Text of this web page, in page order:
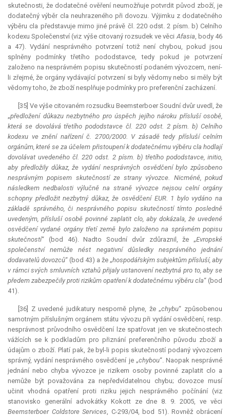
skutečnosti, že dodatečné ověření neumožňuje potvrdit původ zboží, je
dodatečný výběr cla neuhrazeného při dovozu. Výjimku z dodatečného
výběru cla představuje mimo jiné právě čl. 220 odst. 2 písm. b) Celního
kodexu Společenství (viz výše citovaný rozsudek ve věciAfasia, body 46
a 47). Vydání nesprávného potvrzení totiž není chybou, pokud jsou
splněny podmínky třetího pododstavce, tedy pokud je potvrzení
založeno na nesprávném popisu skutečností podaném vývozcem, není-
li zřejmé, že orgány vydávající potvrzení si byly vědomy nebo si měly být
vědomy toho, že zboží nesplňuje podmínky pro preferenční zacházení.
[35] Ve výše citovaném rozsudku Beemsterboer Soudní dvůr uvedl, že
„předložení důkazu nezbytného pro úspěch jejího nároku přísluší osobě,
která se dovolává třetího pododstavce čl. 220 odst. 2 písm. b) Celního
kodexu ve znění nařízení č. 2700/2000. V zásadě tedy přísluší celním
orgánům, které se za účelem přistoupení k dodatečnému výběru cla hodlají
dovolávat uvedeného čl. 220 odst. 2 písm. b) třetího pododstavce, initio,
aby předložily důkaz, že vydání nesprávných osvědčení bylo způsobeno
nesprávným popisem skutečností ze strany vývozce. Nicméně, pokud
následkem nedbalosti výlučně na straně vývozce nejsou celní orgány
schopny předložit nezbytný důkaz, že osvědčení EUR. 1 bylo vydáno na
základě správného, či nesprávného popisu skutečností tímto posledně
uvedeným, přísluší osobě povinné zaplatit clo, aby dokázala, že uvedené
osvědčení vydané orgány třetí země bylo založeno na správném popisu
skutečností“ (bod 46). Nadto Soudní dvůr zdůraznil, že „Evropské
společenství nemůže nést negativní důsledky nesprávného jednání
dodavatelů dovozců“ (bod 43) a že „hospodářským subjektům přísluší, aby
v rámci svých smluvních vztahů přijaly ustanovení nezbytná pro to, aby se
předem zabezpečily proti rizikům opatření k dodatečnému výběru cla“ (bod
41).
[36] Z uvedené judikatury nesporně plyne, že „chybu“ způsobenou
samotným příslušným orgánem státu vývozu při vydání osvědčení, resp.
nesprávnost průvodního osvědčení lze spatřovat jen ve skutečnostech
vážících se k podkladům pro přiznání preferenčního původu zboží a
údajům o zboží. Platí pak, že byl-li popis skutečností podaný vývozcem
správný, vydání nesprávného osvědčení je „chybou“. Naopak nesprávné
jednání nebo chyba vývozce je rizikem osoby povinné zaplatit clo a
nemůže být považována za nepředvídatelnou chybu; dovozce musí
učinit vhodná opatření proti riziku jejich nesprávného počínání (viz
stanovisko generální advokátky Kokott ze dne 8. 9. 2005, ve věci
Beemsterboer Coldstore Services, C-293/04, bod 51). Rovněž obrácení